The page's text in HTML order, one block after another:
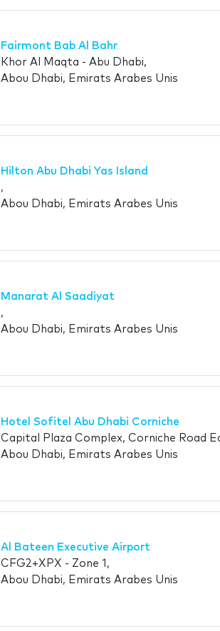
Fairmont Bab Al Bahr
Khor Al Maqta - Abu Dhabi,
Abou Dhabi, Emirats Arabes Unis
Hilton Abu Dhabi Yas Island
,
Abou Dhabi, Emirats Arabes Unis
Manarat Al Saadiyat
,
Abou Dhabi, Emirats Arabes Unis
Hotel Sofitel Abu Dhabi Corniche
Capital Plaza Complex, Corniche Road
Abou Dhabi, Emirats Arabes Unis
Al Bateen Executive Airport
CFG2+XPX - Zone 1,
Abou Dhabi, Emirats Arabes Unis